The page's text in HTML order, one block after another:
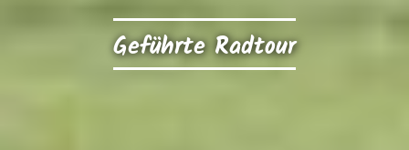
Geführte Radtour